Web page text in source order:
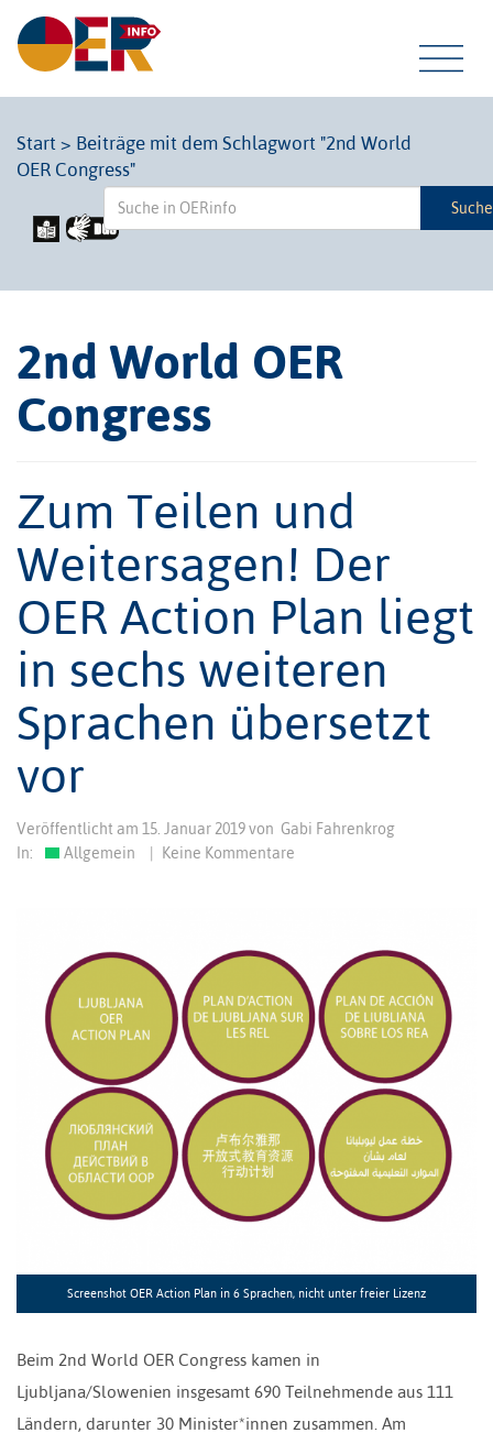
Start > Beiträge mit dem Schlagwort "2nd World
OER Congress"
2nd World OER
Congress
Zum Teilen und
Weitersagen! Der
OER Action Plan liegt
in sechs weiteren
Sprachen übersetzt
vor
Veröffentlicht am 15. Januar 2019von Gabi Fahrenkrog
In:
Allgemein Keine Kommentare
Screenshot OER Action Plan in 6 Sprachen, nicht unter freier Lizenz
Beim 2nd World OER Congress kamen in
Ljubljana/Slowenien insgesamt 690 Teilnehmende aus 111
Ländern, darunter 30 Minister*innen zusammen. Am